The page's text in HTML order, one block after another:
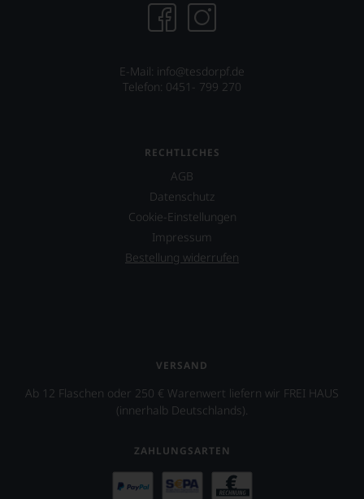
E-Mail: info@tesdorpf.de
Telefon: 0451- 799 270
RECHTLICHES
AGB
Datenschutz
Cookie-Einstellungen
Impressum
Bestellung widerrufen
VERSAND
Ab 12 Flaschen oder 250 € Warenwert liefern wir FREI HAUS
(innerhalb Deutschlands).
ZAHLUNGSARTEN